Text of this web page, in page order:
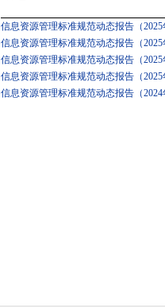
信息资源管理标准规范动态报告（
信息资源管理标准规范动态报告（
信息资源管理标准规范动态报告（
信息资源管理标准规范动态报告（
信息资源管理标准规范动态报告（